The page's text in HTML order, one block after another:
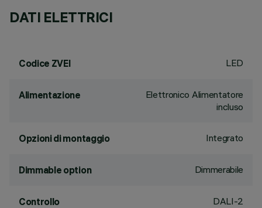
DATI ELETTRICI
Codice ZVEI LED
Alimentazione
Elettronico Alimentatore
incluso
Opzioni di montaggio Integrato
Dimmable option Dimmerabile
Controllo DALI-2